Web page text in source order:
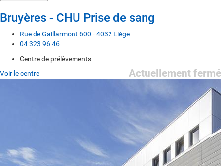
Bruyères - CHU Prise de sang
Rue de Gaillarmont 600 - 4032 Liège
04 323 96 46
Centre de prélèvements
Actuellement fermé
Voir le centre